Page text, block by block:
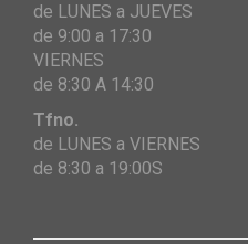
de LUNES a JUEVES
de 9:00 a 17:30
VIERNES
de 8:30 A 14:30
Tfno.
de LUNES a VIERNES
de 8:30 a 19:00S